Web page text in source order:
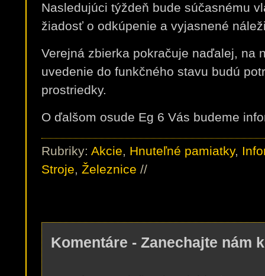
Nasledujúci týždeň bude súčasnému
žiadosť o odkúpenie a vyjasnené
Verejná zbierka pokračuje naďalej, na
uvedenie do funkčného stavu budú
prostriedky.
O ďalšom osude Eg 6 Vás budeme
Rubriky: Akcie, Hnuteľné pamiatky,
Stroje, Železnice //
Komentáre - Zanechajte nám